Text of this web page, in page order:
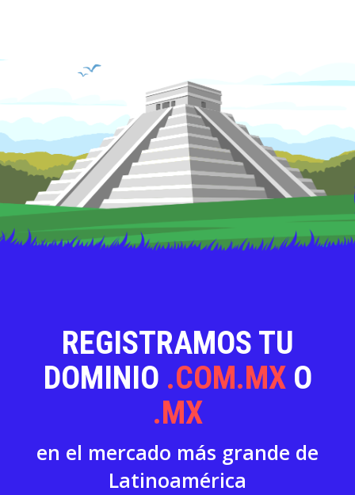
REGISTRAMOS TU
DOMINIO .COM.MXO
.MX
en el mercado más grande de
Latinoamérica